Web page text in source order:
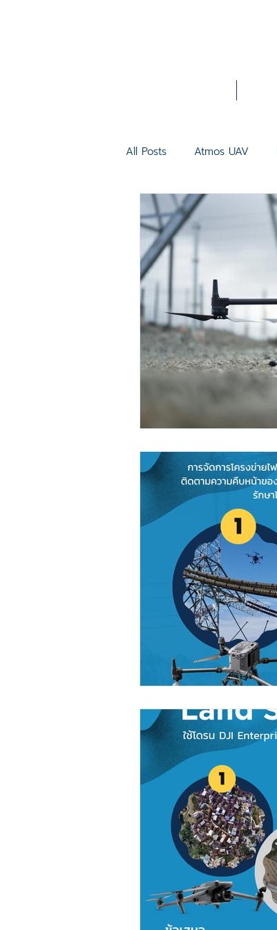
All Posts Atmos UAV
Inspection 3D
Mavic 3 Thermal
Mavic 3 Enterprise
DJI L2 DJI P1 โ
DJI Modify